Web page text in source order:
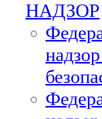
НАДЗОР